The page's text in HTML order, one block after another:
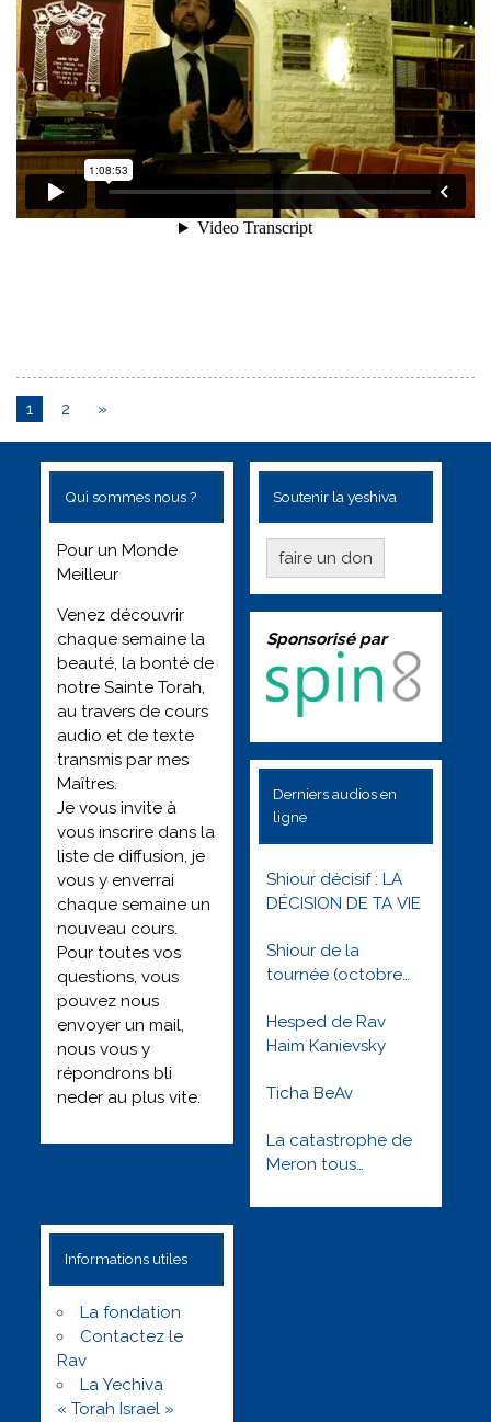
1 2 »
Qui sommes nous ?
Pour un Monde
Meilleur
Venez découvrir
chaque semaine la
beauté, la bonté de
notre Sainte Torah,
au travers de cours
audio et de texte
transmis par mes
Maîtres.
Je vous invite à
vous inscrire dans la
liste de diffusion, je
vous y enverrai
chaque semaine un
nouveau cours.
Pour toutes vos
questions, vous
pouvez nous
envoyer un mail,
nous vous y
répondrons bli
neder au plus vite.
Soutenir la yeshiva
faire un don
Sponsorisé par
Derniers audios en
ligne
Shiour décisif : LA
DÉCISION DE TA VIE
Shiour de la
tournée (octobre
toute l’année
Hesped de Rav
Haim Kanievsky
Ticha BeAv
La catastrophe de
Meron tous
solidaires –
Informations utiles
La fondation
Contactez le
Rav
La Yechiva
« Torah Israel »